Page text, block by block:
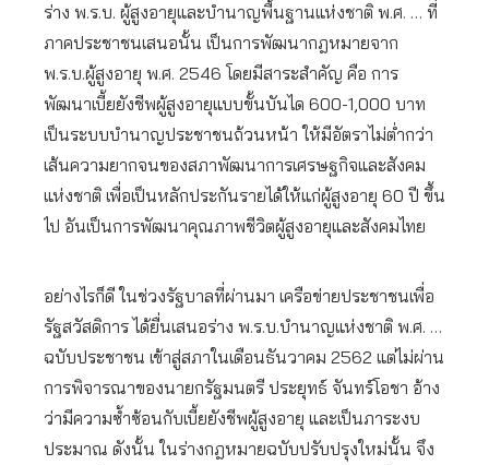
ร่าง พ.ร.บ. ผู้สูงอายุและบำนาญพื้นฐานแห่งชาติ พ.ศ. … ที่
ภาคประชาชนเสนอนั้น เป็นการพัฒนากฎหมายจาก
พ.ร.บ.ผู้สูงอายุ พ.ศ. 2546 โดยมีสาระสำคัญ คือ การ
พัฒนาเบี้ยยังชีพผู้สูงอายุแบบขั้นบันได 600-1,000 บาท
เป็นระบบบำนาญประชาชนถ้วนหน้า ให้มีอัตราไม่ต่ำกว่า
เส้นความยากจนของสภาพัฒนาการเศรษฐกิจและสังคม
แห่งชาติ เพื่อเป็นหลักประกันรายได้ให้แก่ผู้สูงอายุ 60 ปี ขึ้น
ไป อันเป็นการพัฒนาคุณภาพชีวิตผู้สูงอายุและสังคมไทย
อย่างไรก็ดี ในช่วงรัฐบาลที่ผ่านมา เครือข่ายประชาชนเพื่อ
รัฐสวัสดิการ ได้ยื่นเสนอร่าง พ.ร.บ.บำนาญแห่งชาติ พ.ศ. …
ฉบับประชาชน เข้าสู่สภาในเดือนธันวาคม 2562 แต่ไม่ผ่าน
การพิจารณาของนายกรัฐมนตรี ประยุทธ์ จันทร์โอชา อ้าง
ว่ามีความซ้ำซ้อนกับเบี้ยยังชีพผู้สูงอายุ และเป็นภาระงบ
ประมาณ ดังนั้น ในร่างกฎหมายฉบับปรับปรุงใหม่นั้น จึง